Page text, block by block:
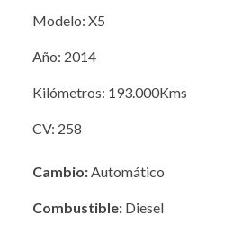
Modelo: X5
Año: 2014
Kilómetros: 193.000Kms
CV: 258
Cambio: Automático
Combustible: Diesel